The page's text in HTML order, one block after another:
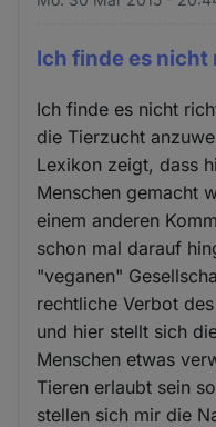
Ich finde es nicht
Ich finde es nicht
die Tierzucht
Lexikon zeigt, dass
Menschen gemacht
einem anderen
schon mal darauf
"veganen"
rechtliche Verbot
und hier stellt sich
Menschen etwas
Tieren erlaubt sein
stellen sich mir die